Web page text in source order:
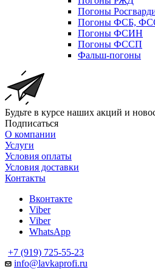
Погоны
Погоны ФСБ,
Погоны ФСИН
Погоны ФССП
Фальш-погоны
Будьте в курсе наших акций и
Подписаться
О компании
Услуги
Условия оплаты
Условия доставки
Контакты
Вконтакте
Viber
Viber
WhatsApp
+7 (919) 725-55-23
info@lavkaprofi.ru